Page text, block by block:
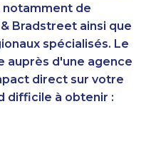
notamment de
Bradstreet ainsi que
spécialisés. Le
auprès d'une agence
direct sur votre
difficile à obtenir :